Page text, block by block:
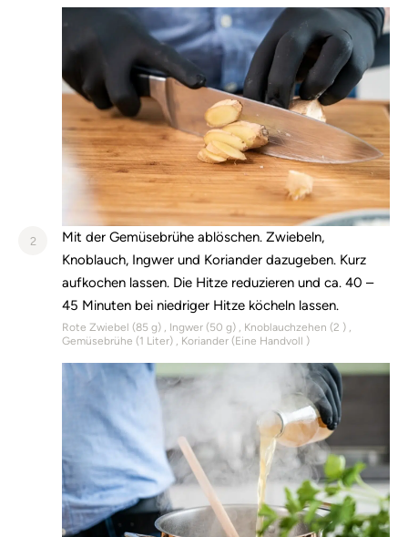
2
Mit der Gemüsebrühe ablöschen. Zwiebeln,
Knoblauch, Ingwer und Koriander dazugeben. Kurz
aufkochen lassen. Die Hitze reduzieren und ca. 40 –
45 Minuten bei niedriger Hitze köcheln lassen.
Rote Zwiebel (85 g) Ingwer (50 g) Knoblauchzehen (2 )
Gemüsebrühe (1 Liter) Koriander (Eine Handvoll )